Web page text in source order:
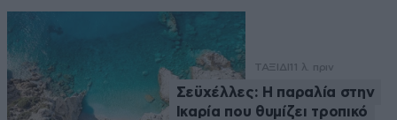
ΤΑΞΙΔΙ 11 λ. πριν
Σεϋχέλλες: Η παραλία στην
Ικαρία που θυμίζει τροπικό